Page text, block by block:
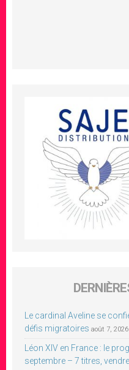
Le cardinal Aveline se
défis migratoires août 7, 2026
Léon XIV en France : le
septembre – 7 titres,